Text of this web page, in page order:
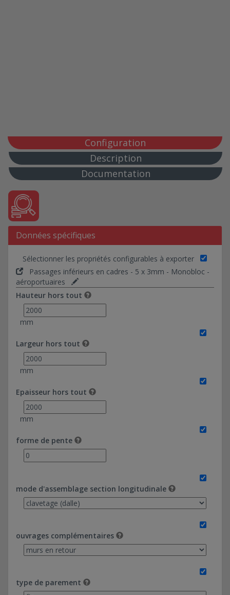
Passages inférieurs en cadres - 6 x 6mm - Pédroits +
dalle - aéroportuaires
Passages inférieurs en cadres - 6 x 6mm - Pédroits +
dalle - ferroviaires
Passages inférieurs en cadres - 6 x 5mm - Pédroits +
dalle - aéroportuaires
Passages inférieurs en cadres - 6 x 5mm - Pédroits +
dalle - ferroviaires
Passages inférieurs en cadres - 6 x 5mm - Pédroits +
dalle - routières
dalle - terrassement simple
Passages inférieurs en cadres - 6 x 3mm - Pédroits +
dalle - aéroportuaires
dalle - ferroviaires
Passages inférieurs en cadres - 6 x 3mm - Pédroits +
dalle - routières
dalle - terrassement simple
Passages inférieurs en cadres - 6 x 2mm - Pédroits +
dalle - aéroportuaires
dalle - aéroportuaires
Passages inférieurs en cadres - 2 x 2mm - Pédroits +
dalle - ferroviaires
Passages inférieurs en cadres - 2 x 2mm - Double "U" -
ferroviaires
Passages inférieurs en cadres - 2 x 2mm - Double "U" -
routières
Passages inférieurs en cadres - 5 x 3mm - Monobloc -
Passages inférieurs en cadres - 5 x 3mm - Monobloc -
aéroportuaires
Configuration
Description
Documentation
Données spécifiques
Sélectionner les propriétés configurables à exporter
Passages inférieurs en cadres - 5 x 3mm - Monobloc -
aéroportuaires
Hauteur hors tout
mm
Largeur hors tout
mm
Epaisseur hors tout
mm
forme de pente
mode d'assemblage section longitudinale
ouvrages complémentaires
type de parement